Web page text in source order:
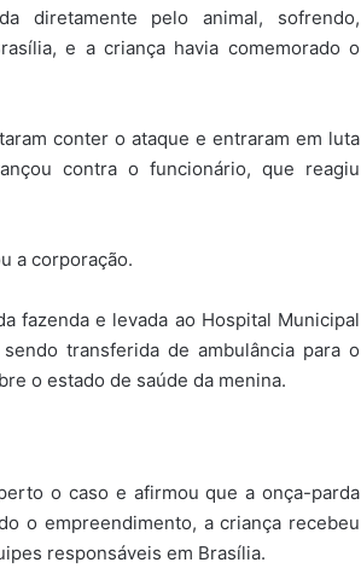
diretamente pelo animal, sofrendo,
e a criança havia comemorado o
conter o ataque e entraram em luta
contra o funcionário, que reagiu
a corporação.
fazenda e levada ao Hospital Municipal
transferida de ambulância para o
o estado de saúde da menina.
o caso e afirmou que a onça-parda
o empreendimento, a criança recebeu
responsáveis em Brasília.